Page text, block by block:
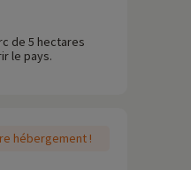
de 5 hectares
le pays.
hébergement !